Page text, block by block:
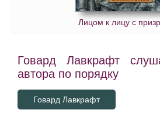
Лицом к лицу с
Говард Лавкрафт
автора по порядку
Говард Лавкрафт